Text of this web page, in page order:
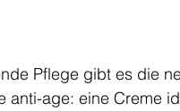
Pflege gibt es die
anti-age: eine Creme